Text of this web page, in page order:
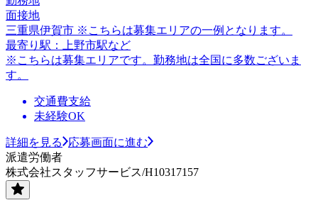
面接地
三重県伊賀市 ※こちらは募集エリアの一例となります。
最寄り駅：上野市駅など
※こちらは募集エリアです。勤務地は全国に多数ございま
す。
交通費支給
未経験OK
詳細を見る
応募画面に進む
派遣労働者
株式会社スタッフサービス/H10317157